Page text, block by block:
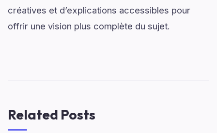
créatives et d’explications accessibles pour
offrir une vision plus complète du sujet.
Related Posts